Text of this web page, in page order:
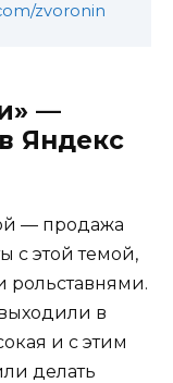
zvoronin
—
Яндекс
— продажа
с этой темой,
рольставнями.
в
и с этим
делать